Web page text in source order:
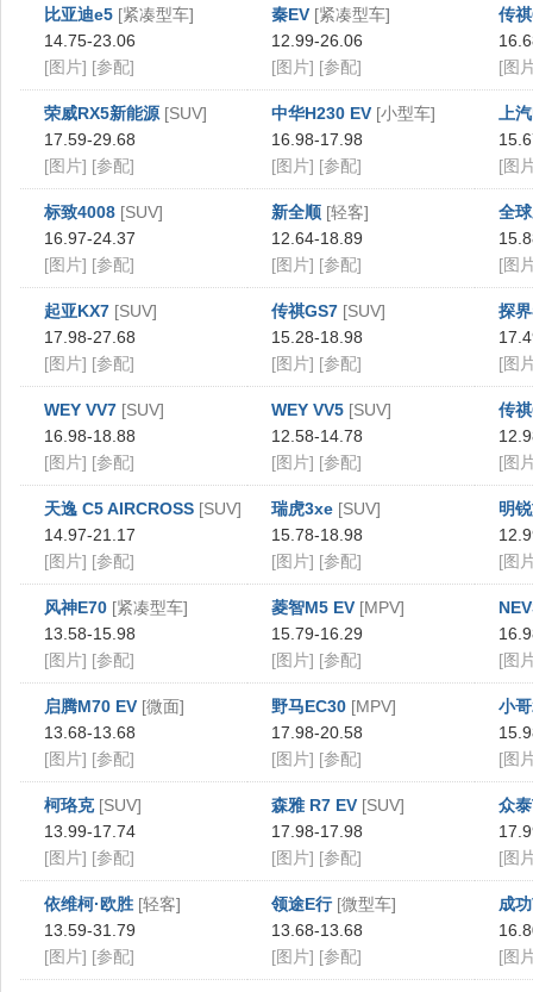
比亚迪e5 [紧凑型车]
14.75-23.06
[图片] [参配]
秦EV [紧凑型车]
12.99-26.06
[图片] [参配]
传
[图
荣威RX5新能源 [SUV]
17.59-29.68
[图片] [参配]
中华H230 EV [小型车]
16.98-17.98
[图片] [参配]
上
[图
标致4008 [SUV]
16.97-24.37
[图片] [参配]
新全顺 [轻客]
12.64-18.89
[图片] [参配]
全
[图
起亚KX7 [SUV]
17.98-27.68
[图片] [参配]
传祺GS7 [SUV]
15.28-18.98
[图片] [参配]
探
[图
WEY VV7 [SUV]
16.98-18.88
[图片] [参配]
WEY VV5 [SUV]
12.58-14.78
[图片] [参配]
传
[图
天逸 C5 AIRCROSS [SUV]
14.97-21.17
[图片] [参配]
瑞虎3xe [SUV]
15.78-18.98
[图片] [参配]
明
[图
风神E70 [紧凑型车]
13.58-15.98
[图片] [参配]
菱智M5 EV [MPV]
15.79-16.29
[图片] [参配]
[图
启腾M70 EV [微面]
13.68-13.68
[图片] [参配]
野马EC30 [MPV]
17.98-20.58
[图片] [参配]
小
[图
柯珞克 [SUV]
13.99-17.74
[图片] [参配]
森雅 R7 EV [SUV]
17.98-17.98
[图片] [参配]
众
[图
依维柯·欧胜 [轻客]
13.59-31.79
[图片] [参配]
领途E行 [微型车]
13.68-13.68
[图片] [参配]
成
[图